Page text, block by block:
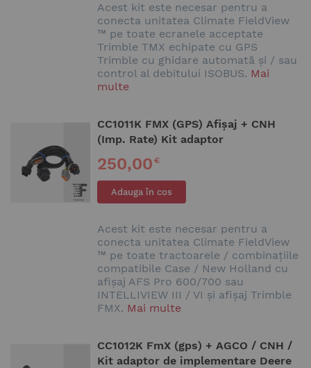
Acest kit este necesar pentru a
conecta unitatea Climate FieldView
™ pe toate ecranele acceptate
Trimble TMX echipate cu GPS
Trimble cu ghidare automată și / sau
control al debitului ISOBUS. Mai
multe
CC1011K FMX (GPS) Afișaj + CNH
(Imp. Rate) Kit adaptor
250,00€
Adauga în cos
Acest kit este necesar pentru a
conecta unitatea Climate FieldView
™ pe toate tractoarele / combinațiile
compatibile Case / New Holland cu
afișaj AFS Pro 600/700 sau
INTELLIVIEW III / VI și afișaj Trimble
FMX. Mai multe
CC1012K FmX (gps) + AGCO / CNH /
Kit adaptor de implementare Deere